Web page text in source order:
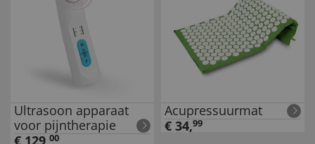
Ultrasoon apparaat
voor pijntherapie
€ 129,00
Acupressuurmat
€ 34,99